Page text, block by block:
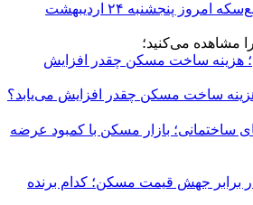
قیمت سکه، نیم‌سکه و ربع‌سکه امروز پنجشنبه ۲۴ اردیبهشت
مشاهده می‌کنید؛
هزینه ساخت مسکن چقدر افزایش می‌یابد؟
ساختمانی؛ بازار مسکن با کمبود عرضه
برابر جهش قیمت مسکن؛ کدام برنده